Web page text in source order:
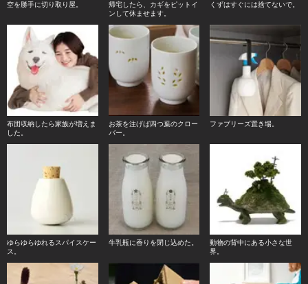
空を勝手に切り取り屋。
帰宅したら、カギをピットイ
ンして休ませます。
くずはすぐには捨てないで。
布団収納したら家族が増えま
した。
お茶を注げば四つ葉のクロー
バー。
ファブリーズ置き場。
ゆらゆらゆれるスパイスケー
ス。
牛乳瓶に香りを閉じ込めた。
動物の背中にある小さな世
界。